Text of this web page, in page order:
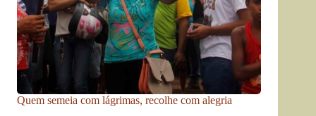
Quem semeia com lágrimas, recolhe com alegria